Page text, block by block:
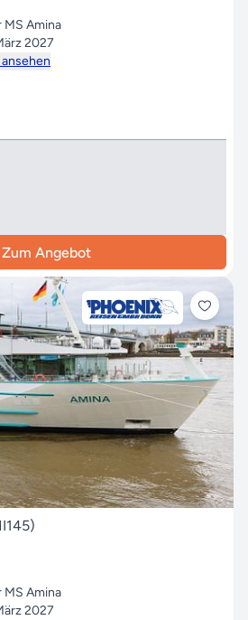
MS Amina
2027
Zum Angebot
MS Amina
2027